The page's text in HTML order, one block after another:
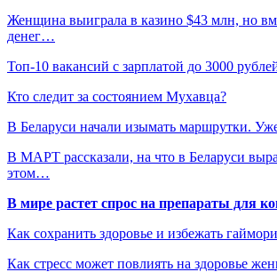
Женщина выиграла в казино $43 млн, но
денег…
Топ-10 вакансий с зарплатой до 3000
Кто следит за состоянием Мухавца?
В Беларуси начали изымать маршрутки.
В МАРТ рассказали, на что в Беларуси
этом…
В мире растет спрос на препараты для
Как сохранить здоровье и избежать
Как стресс может повлиять на здоровье